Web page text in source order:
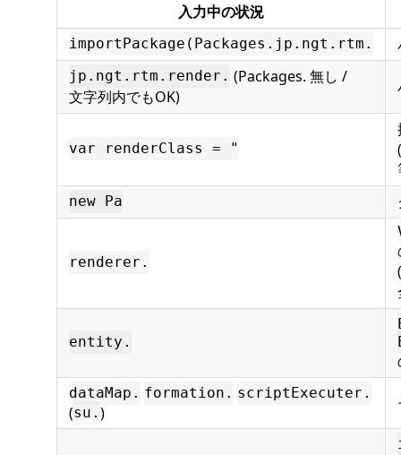
入力中の状況
importPackage(Packages.jp.ngt.rtm.
jp.ngt.rtm.render. (Packages. 無し /
文字列内でもOK)
var renderClass = "
(
new Pa
renderer.
(
entity.
dataMap. formation. scriptExecuter.
(su. )